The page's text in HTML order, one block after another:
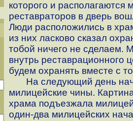
которого и располагаются
реставраторов в дверь
Люди расположились в
из них ласково сказал
тобой ничего не сделаем.
внутрь реставрационного
будем охранять вместе с
На следующий день
милицейские чины.
храма подъезжала
один-два милицейских